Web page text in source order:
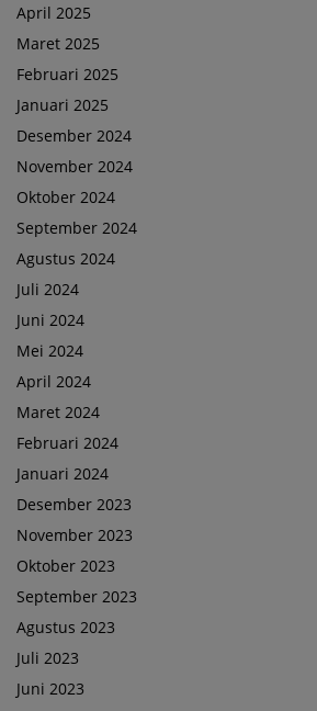
April 2025
Maret 2025
Februari 2025
Januari 2025
Desember 2024
November 2024
Oktober 2024
September 2024
Agustus 2024
Juli 2024
Juni 2024
Mei 2024
April 2024
Maret 2024
Februari 2024
Januari 2024
Desember 2023
November 2023
Oktober 2023
September 2023
Agustus 2023
Juli 2023
Juni 2023